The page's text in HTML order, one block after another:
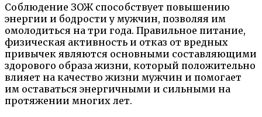
Соблюдение ЗОЖ способствует повышению
энергии и бодрости у мужчин, позволяя им
омолодиться на три года. Правильное питание,
физическая активность и отказ от вредных
привычек являются основными составляющими
здорового образа жизни, который положительно
влияет на качество жизни мужчин и помогает
им оставаться энергичными и сильными на
протяжении многих лет.